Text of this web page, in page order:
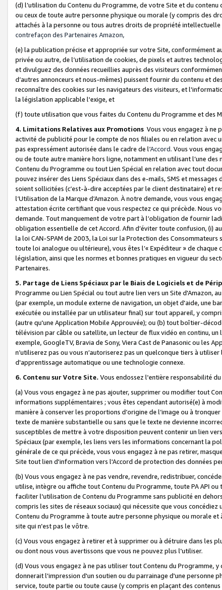
(d) l’utilisation du Contenu du Programme, de votre Site et du
ou ceux de toute autre personne physique ou morale (y compris des
attachés à la personne ou tous autres droits de propriété
contrefaçon des Partenaires Amazon,
(e) la publication précise et appropriée sur votre Site, conformément
privée ou autre, de l’utilisation de cookies, de pixels et autres
et divulguez des données recueillies auprès des visiteurs
d’autres annonceurs et nous-mêmes) puissent fournir du contenu et
reconnaître des cookies sur les navigateurs des visiteurs, et
la législation applicable l'exige, et
(f) toute utilisation que vous faites du Contenu du Programme et des
4. Limitations Relatives aux Promotions Vous vous engagez à ne
activité de publicité pour le compte de nos filiales ou en relation avec
pas expressément autorisée dans le cadre de l’Accord. Vous vous
ou de toute autre manière hors ligne, notamment en utilisant l’une
Contenu du Programme ou tout Lien Spécial en relation avec tout
pouvez insérer des Liens Spéciaux dans des e-mails, SMS et
soient sollicitées (c’est-à-dire acceptées par le client destinataire) et
l’Utilisation de la Marque d’Amazon. À notre demande, vous vous
attestation écrite certifiant que vous respectez ce qui précède. Nous
demande. Tout manquement de votre part à l’obligation de fournir
obligation essentielle de cet Accord. Afin d’éviter toute confusion, (i)
la loi CAN-SPAM de 2003, la Loi sur la Protection des
toute loi analogue ou ultérieure), vous êtes l’« Expéditeur » de
législation, ainsi que les normes et bonnes pratiques en vigueur du
Partenaires.
5. Partage de Liens Spéciaux par le Biais de Logiciels et de
Programme ou Lien Spécial ou tout autre lien vers un Site d'Amazon,
(par exemple, un module externe de navigation, un objet d'aide, une
exécutée ou installée par un utilisateur final) sur tout appareil, y
(autre qu'une Application Mobile Approuvée); ou (b) tout boîtier-
télévision par câble ou satellite, un lecteur de flux vidéo en continu,
exemple, GoogleTV, Bravia de Sony, Viera Cast de Panasonic ou les
n’utiliserez pas ou vous n’autoriserez pas un quelconque tiers à
d'apprentissage automatique ou une technologie connexe.
6. Contenu sur Votre Site. Vous endossez l'entière responsabilité
(a) Vous vous engagez à ne pas ajouter, supprimer ou modifier tout
informations supplémentaires ; vous êtes cependant autorisé(e) à
manière à conserver les proportions d’origine de l’image ou à
texte de manière substantielle ou sans que le texte ne devienne
susceptibles de mettre à votre disposition peuvent contenir un lien
Spéciaux (par exemple, les liens vers les informations concernant la
générale de ce qui précède, vous vous engagez à ne pas retirer,
Site tout lien d'information vers l'Accord de protection des données
(b) Vous vous engagez à ne pas vendre, revendre, redistribuer,
utilise, intègre ou affiche tout Contenu du Programme, toute PA API
faciliter l'utilisation de Contenu du Programme sans publicité en
compris les sites de réseaux sociaux) qui nécessite que vous
Contenu du Programme à toute autre personne physique ou morale
site qui n'est pas le vôtre.
(c) Vous vous engagez à retirer et à supprimer ou à détruire dans les
ou dont nous vous avertissons que vous ne pouvez plus l'utiliser.
(d) Vous vous engagez à ne pas utiliser tout Contenu du Programme,
donnerait l'impression d'un soutien ou du parrainage d'une personne
service, toute partie ou toute cause (y compris en plaçant des